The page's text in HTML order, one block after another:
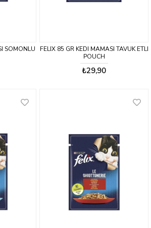
SOMONLU
FELIX 85 GR KEDI MAMASI TAVUK ETLI
POUCH
₺29,90